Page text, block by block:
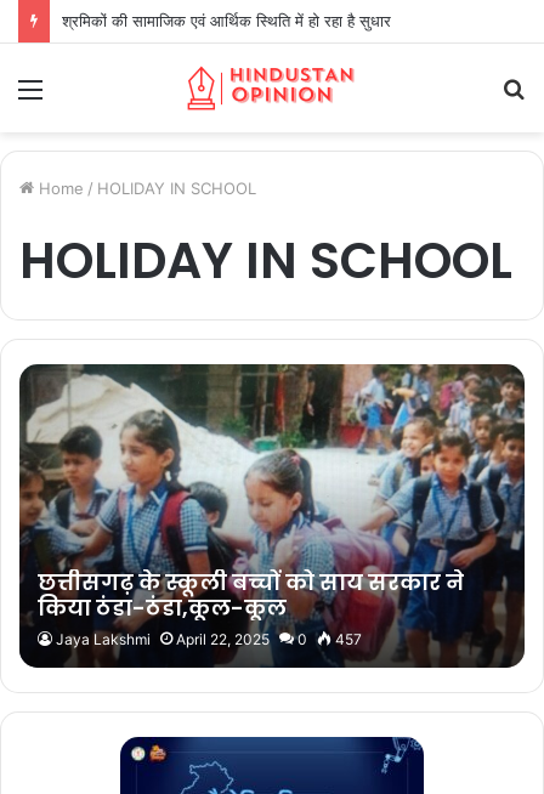
श्रमिकों की सामाजिक एवं आर्थिक स्थिति में हो रहा है सुधार
Home / HOLIDAY IN SCHOOL
HOLIDAY IN SCHOOL
छत्तीसगढ़ के स्कूली बच्चों को साय सरकार ने
किया ठंडा-ठंडा,कूल-कूल
Jaya Lakshmi April 22, 2025 0 457